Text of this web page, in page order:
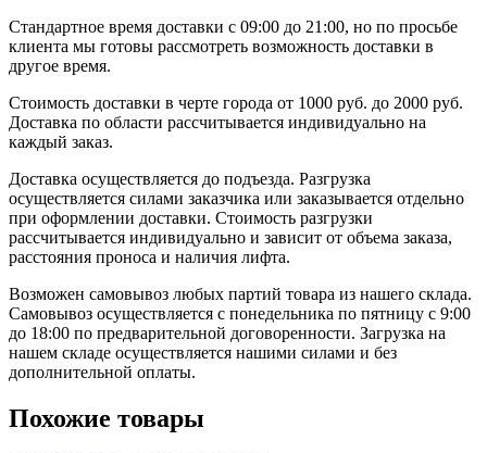
Стандартное время доставки с 09:00 до 21:00, но по просьбе
клиента мы готовы рассмотреть возможность доставки в
другое время.
Стоимость доставки в черте города от 1000 руб. до 2000 руб.
Доставка по области рассчитывается индивидуально на
каждый заказ.
Доставка осуществляется до подъезда. Разгрузка
осуществляется силами заказчика или заказывается отдельно
при оформлении доставки. Стоимость разгрузки
рассчитывается индивидуально и зависит от объема заказа,
расстояния проноса и наличия лифта.
Возможен самовывоз любых партий товара из нашего склада.
Самовывоз осуществляется с понедельника по пятницу с 9:00
до 18:00 по предварительной договоренности. Загрузка на
нашем складе осуществляется нашими силами и без
дополнительной оплаты.
Похожие товары